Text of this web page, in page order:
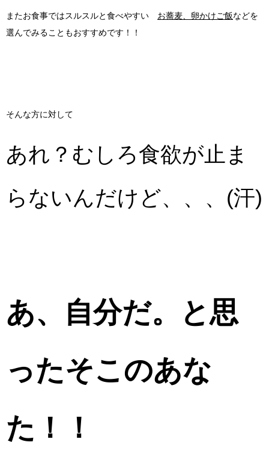
またお食事ではスルスルと食べやすい お蕎麦、卵かけご飯などを
選んでみることもおすすめです！！
そんな方に対して
あれ？むしろ食欲が止ま
らないんだけど、、、(汗)
あ、自分だ。と思
ったそこのあな
た！！